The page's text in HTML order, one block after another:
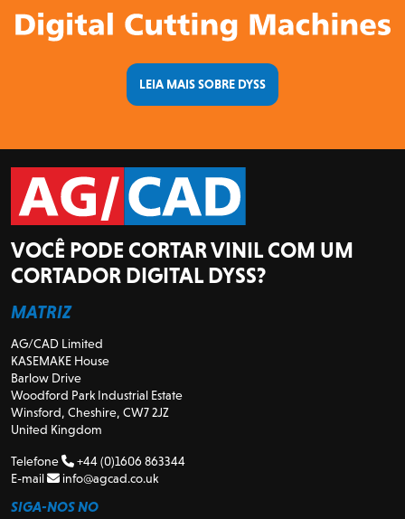
LEIA MAIS SOBRE DYSS
VOCÊ PODE CORTAR VINIL COM UM
CORTADOR DIGITAL DYSS?
MATRIZ
AG/CAD Limited
KASEMAKE House
Barlow Drive
Woodford Park Industrial Estate
Winsford, Cheshire, CW7 2JZ
United Kingdom
Telefone
+44 (0)1606 863344
E-mail
info@agcad.co.uk
SIGA-NOS NO